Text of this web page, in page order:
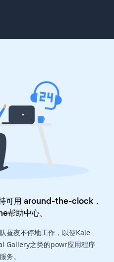
可用 around-the-clock，
帮助中心。
昼夜不停地工作，以使Kale
Gallery之类的powr应用程序
务。